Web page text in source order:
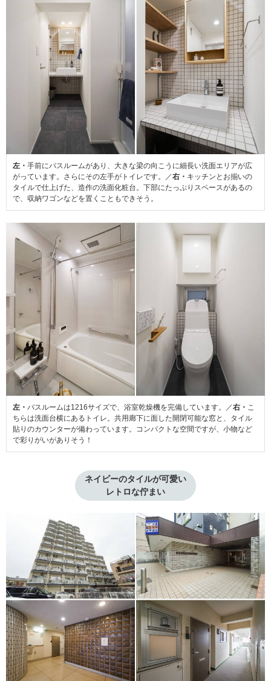
左・ 手前にバスルームがあり、大きな梁の向こうに細長い洗面エリアが広
がっています。さらにその左手がトイレです。／右・ キッチンとお揃いの
タイルで仕上げた、造作の洗面化粧台。下部にたっぷりスペースがあるの
で、収納ワゴンなどを置くこともできそう。
左・ バスルームは1216サイズで、浴室乾燥機を完備しています。／右・ こ
ちらは洗面台横にあるトイレ。共用廊下に面した開閉可能な窓と、タイル
貼りのカウンターが備わっています。コンパクトな空間ですが、小物など
で彩りがいがありそう！
ネイビーのタイルが可愛い
レトロな佇まい